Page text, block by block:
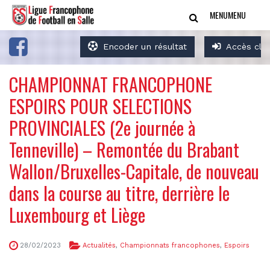
Encoder un résultat Accès
MENUMENU
CHAMPIONNAT FRANCOPHONE
ESPOIRS POUR SELECTIONS
PROVINCIALES (2e journée à
Tenneville) – Remontée du Brabant
Wallon/Bruxelles-Capitale, de nouveau
dans la course au titre, derrière le
Luxembourg et Liège
28/02/2023 Actualités, Championnats francophones, Espoirs